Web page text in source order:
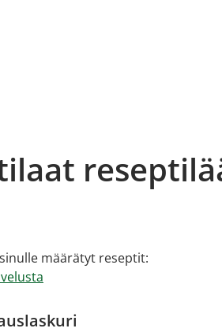
määrätyt reseptit: